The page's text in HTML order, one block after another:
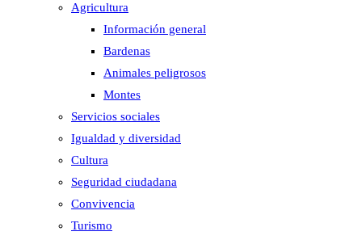
Agricultura
Información general
Bardenas
Animales peligrosos
Montes
Servicios sociales
Igualdad y diversidad
Cultura
Seguridad ciudadana
Convivencia
Turismo